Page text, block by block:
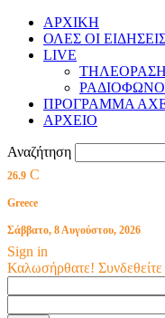
ΑΡΧΙΚΗ
ΟΛΕΣ ΟΙ
LIVE
ΠΡΟΓΡΑΜΜΑ
ΑΡΧΕΙΟ
Αναζήτηση
26.9 C
Greece
Σάββατο, 8 Αυγούστου, 2026
Sign in
Καλωσήρθατε!